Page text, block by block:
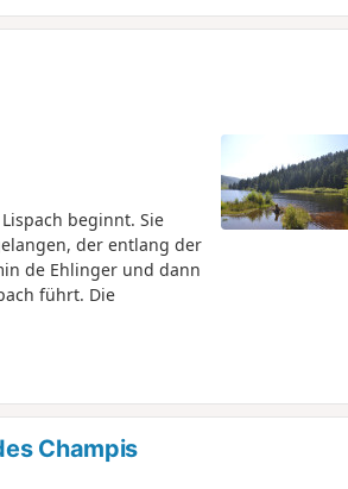
beginnt. Sie
der entlang der
de Ehlinger und dann
führt. Die
Champis